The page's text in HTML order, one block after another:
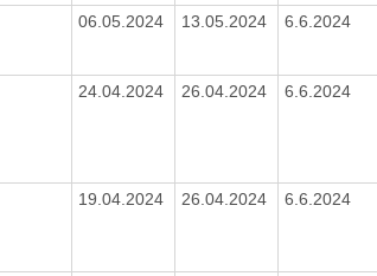
06.05.2024 13.05.2024 6.6.2024
24.04.2024 26.04.2024 6.6.2024
19.04.2024 26.04.2024 6.6.2024